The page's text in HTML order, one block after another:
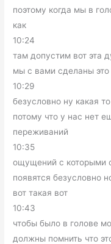
поэтому когда мы в
как
10:24
там допустим вот эта
мы с вами сделаны это
10:29
безусловно ну какая
потому что у нас нет
переживаний
10:35
ощущений с которыми
появятся безусловно
вот такая вот
10:43
чтобы было в голове
должны помнить что